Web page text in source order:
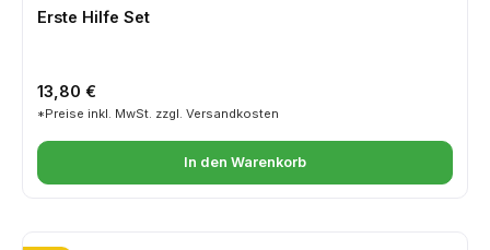
Erste Hilfe Set
Regulärer Preis:
13,80 €
*Preise inkl. MwSt. zzgl. Versandkosten
In den Warenkorb